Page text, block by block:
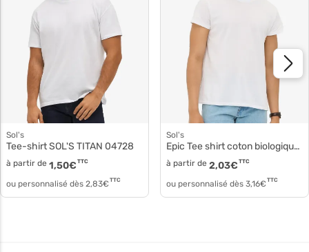
Sol's
Tee-shirt SOL'S TITAN 04728
à partir de 1,50€ TTC
ou personnalisé dès 2,83€ TTC
Sol's
Epic Tee shirt coton biologique 03564
à partir de 2,03€ TTC
ou personnalisé dès 3,16€ TTC